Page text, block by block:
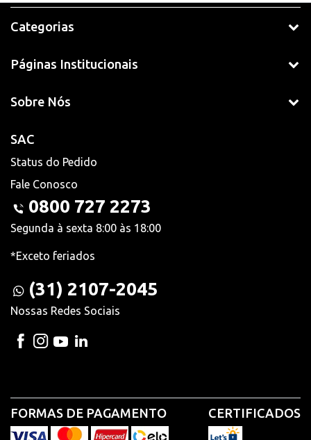
Categorias
Páginas Institucionais
Sobre Nós
SAC
Status do Pedido
Fale Conosco
0800 727 2273
Segunda à sexta 8:00 às 18:00
*Exceto feriados
(31) 2107-2045
Nossas Redes Sociais
FORMAS DE PAGAMENTO CERTIFICADOS